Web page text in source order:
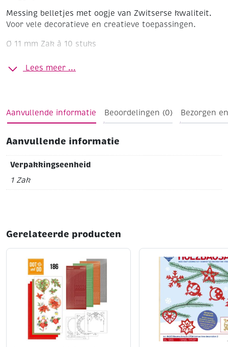
Messing belletjes met oogje van Zwitserse kwaliteit.
Voor vele decoratieve en creatieve toepassingen.
Ø 11 mm Zak à 10 stuks
Lees meer ...
Aanvullende informatie Beoordelingen (0) Bezorgen
Aanvullende informatie
Verpakkingseenheid
1 Zak
Gerelateerde producten